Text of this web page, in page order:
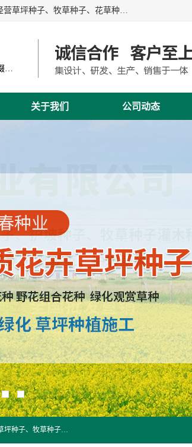
江苏野春种业有限公司是一家种子批发企业，位于沭阳县刘集镇南岗庄村杨东组159号，主要经营草坪种子、牧草种子、花草种子、复绿草种、绿化草籽、护坡草籽、绿肥种子、灌木种子、黑麦草种子、高羊茅种子、早熟禾种子、狗牙根种子、剪股颖种子等。
主营产品: 进口草坪种子、草花种子、牧草种子、灌木种子、工程复绿草籽、缀花组合种子
关于我们 公司动态
江苏野春种业有限公司是一家种子批发企业，位于沭阳县刘集镇南岗庄村杨东组159号，主要经营草坪种子、牧草种子、花草种子、复绿草种、绿化草籽、护坡草籽、绿肥种子、灌木种子、黑麦草种子、高羊茅种子、早熟禾种子、狗牙根种子、剪股颖种子等。